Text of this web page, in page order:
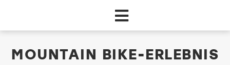
MOUNTAIN BIKE-ERLEBNIS